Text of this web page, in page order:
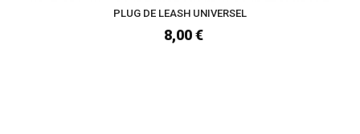
PLUG DE LEASH UNIVERSEL
8,00 €